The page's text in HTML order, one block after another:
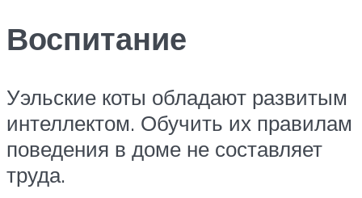
Воспитание
Уэльские коты обладают развитым
интеллектом. Обучить их правилам
поведения в доме не составляет
труда.